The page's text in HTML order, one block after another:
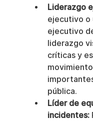
Liderazgo
ejecutivo o
ejecutivo
liderazgo
críticas y
pública.
Líder de
incidentes: